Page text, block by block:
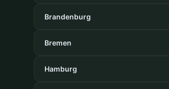
Brandenburg
Bremen
Hamburg